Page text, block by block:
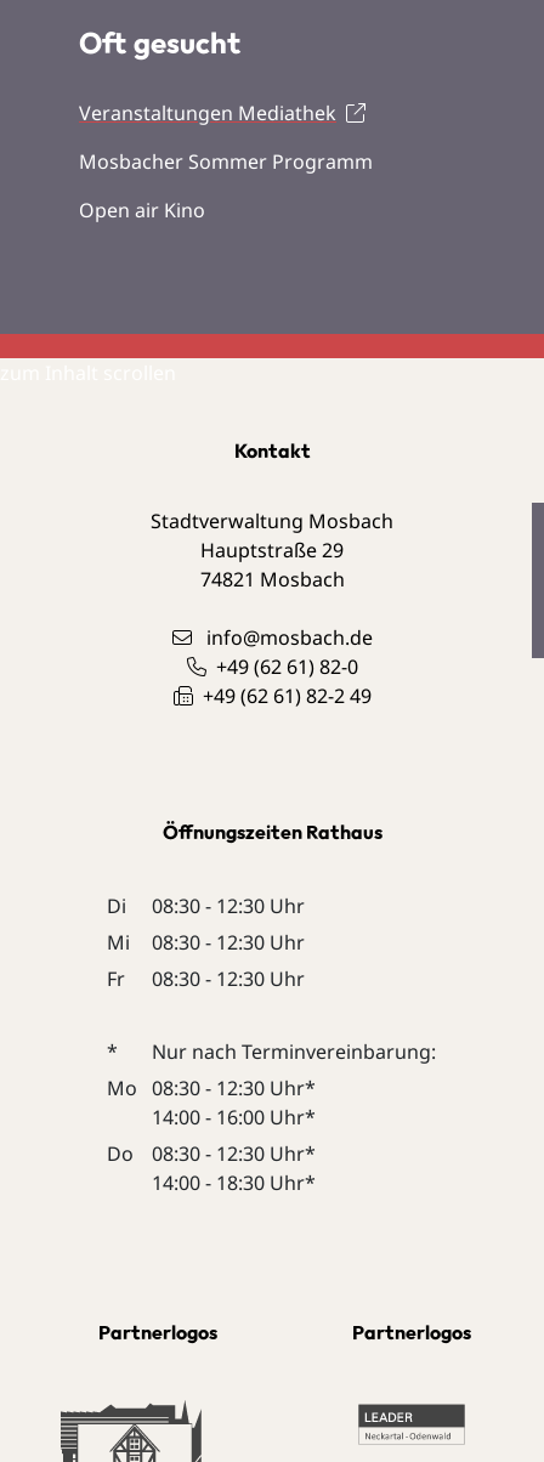
Oft gesucht
Veranstaltungen Mediathek
Mosbacher Sommer Programm
Open air Kino
Kontakt
Stadtverwaltung Mosbach
Hauptstraße 29
74821 Mosbach
info@mosbach.de
+49 (62 61) 82-0
+49 (62 61) 82-2 49
Öffnungszeiten Rathaus
Di
08:30 - 12:30 Uhr
Mi
08:30 - 12:30 Uhr
Fr
08:30 - 12:30 Uhr
*
Nur nach Terminvereinbarung:
Mo 08:30 - 12:30 Uhr*
14:00 - 16:00 Uhr*
Do
08:30 - 12:30 Uhr*
14:00 - 18:30 Uhr*
Partnerlogos Partnerlogos